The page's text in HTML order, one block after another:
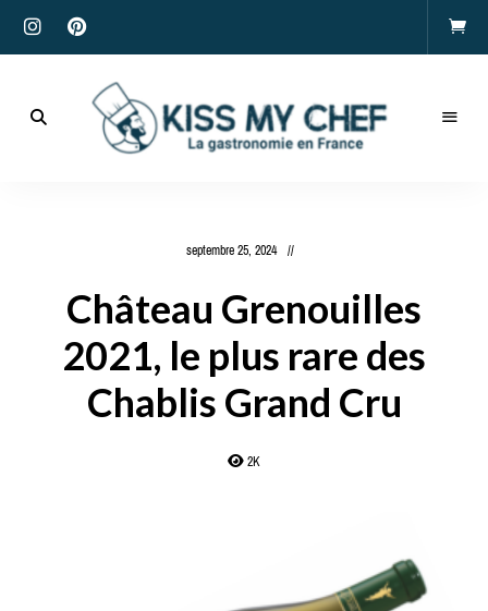
septembre 25, 2024
Château Grenouilles
2021, le plus rare des
Chablis Grand Cru
2K